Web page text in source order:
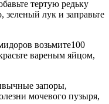
тертую редьку
зеленый лук и заправьте
возьмите100
вареным яйцом,
запоры,
мочевого пузыря,